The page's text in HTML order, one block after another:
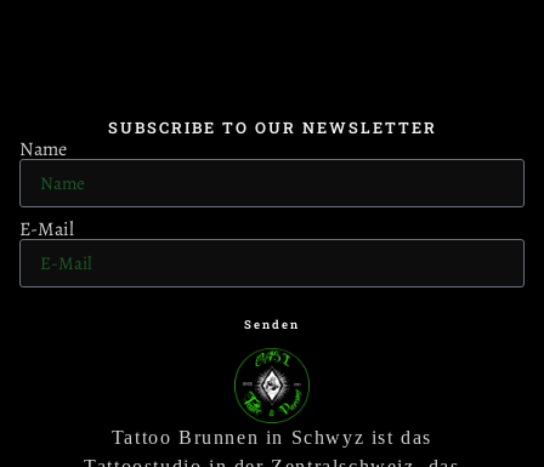
SUBSCRIBE TO OUR NEWSLETTER
Name
E-Mail
Senden
Tattoo Brunnen in Schwyz ist das